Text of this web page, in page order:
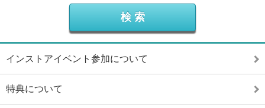
インストアイベント参加について
特典について